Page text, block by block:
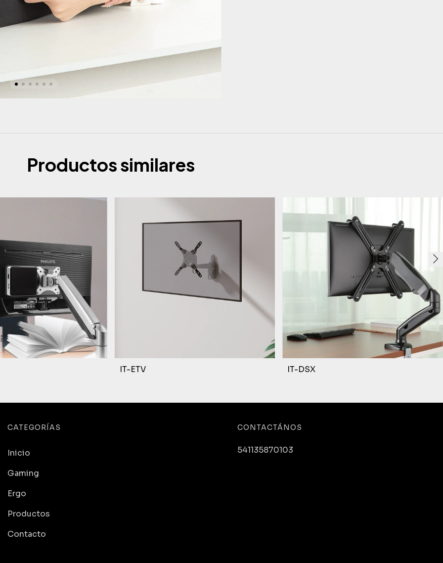
Productos similares
IT-ETV IT-DSX
CATEGORÍAS
Inicio
Gaming
Ergo
Productos
Contacto
CONTACTÁNOS
541135870103